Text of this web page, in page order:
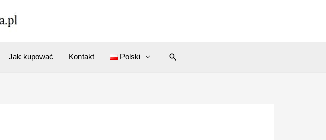
Jak kupować Kontakt Polski Search